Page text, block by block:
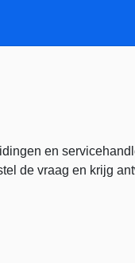
en
de vraag en krijg